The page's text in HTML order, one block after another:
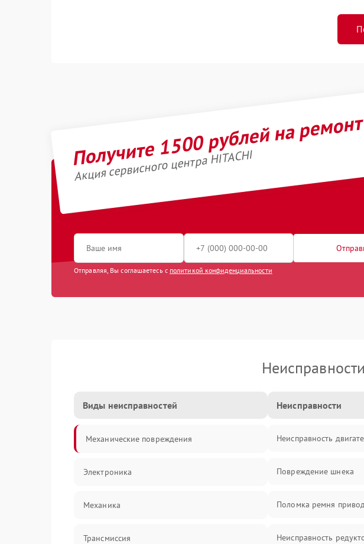
Получите 1500 рублей на ремонт
Акция сервисного центра HITACHI
Отправляя, Вы соглашаетесь с политикой конфиденциальности
Виды неисправностей
Механические повреждения
Электроника
Механика
Трансмиссия
Неисправности
Неисправность
Повреждение шнека
Поломка ремня
Неисправность